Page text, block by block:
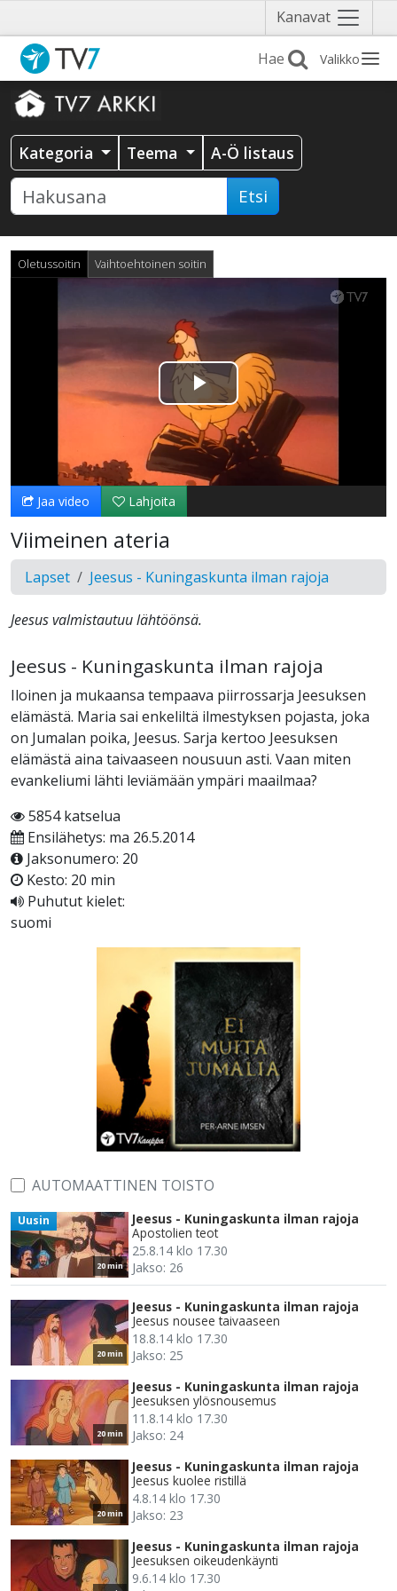
Kanavat Näytä
valikko
Valikko
Kategoria Teema A-Ö listaus
Etsi
Oletussoitin Vaihtoehtoinen soitin
Toista
Video
Jaa video Lahjoita
Viimeinen ateria
Lapset Jeesus - Kuningaskunta ilman rajoja
Jeesus valmistautuu lähtöönsä.
Jeesus - Kuningaskunta ilman rajoja
Iloinen ja mukaansa tempaava piirrossarja Jeesuksen
elämästä. Maria sai enkeliltä ilmestyksen pojasta, joka
on Jumalan poika, Jeesus. Sarja kertoo Jeesuksen
elämästä aina taivaaseen nousuun asti. Vaan miten
evankeliumi lähti leviämään ympäri maailmaa?
5854 katselua
Ensilähetys: ma 26.5.2014
Jaksonumero: 20
Kesto: 20 min
Puhutut kielet:
suomi
AUTOMAATTINEN TOISTO
20 min
Uusin
Jeesus - Kuningaskunta ilman rajoja
Apostolien teot
25.8.14 klo 17.30
Jakso: 26
20 min
Jeesus - Kuningaskunta ilman rajoja
Jeesus nousee taivaaseen
18.8.14 klo 17.30
Jakso: 25
20 min
Jeesus - Kuningaskunta ilman rajoja
Jeesuksen ylösnousemus
11.8.14 klo 17.30
Jakso: 24
20 min
Jeesus - Kuningaskunta ilman rajoja
Jeesus kuolee ristillä
4.8.14 klo 17.30
Jakso: 23
Jeesus - Kuningaskunta ilman rajoja
Jeesuksen oikeudenkäynti
9.6.14 klo 17.30